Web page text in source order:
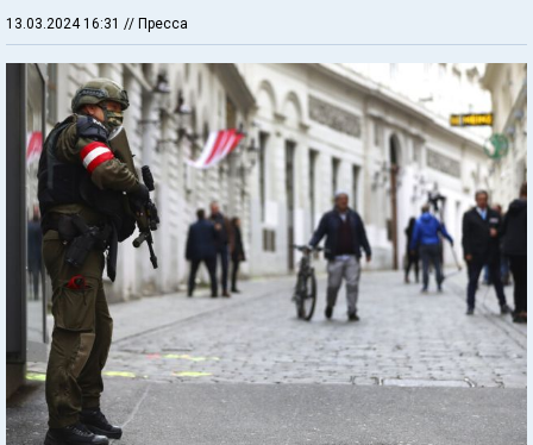
13.03.2024 16:31 // Пресса